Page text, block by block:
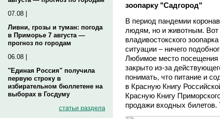
07.08 |
Ливни, грозы и туман: погода
в Приморье 7 августа —
прогноз по городам
06.08 |
"Единая Россия" получила
первую строку в
избирательном бюллетене на
выборах в Госдуму
статьи раздела
зоопарку "Садгород"
В период пандемии
людям, но и животным. Вот
владивостокского
ситуации – ничего
Любимое место посещения
закрыто из-за
понимать, что питание и
в Красную Книгу
Красную Книгу
продажи входных билетов.